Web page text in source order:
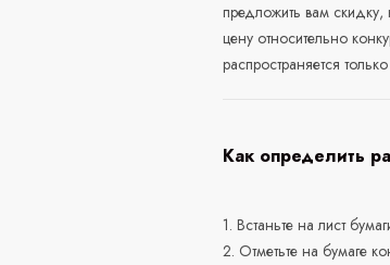
предложить вам
цену относительно
распространяется
Как определить
1. Встаньте на лист
2. Отметьте на бумаге